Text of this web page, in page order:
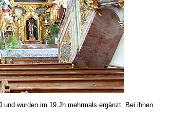
und wurden im 19.Jh mehrmals ergänzt. Bei ihnen